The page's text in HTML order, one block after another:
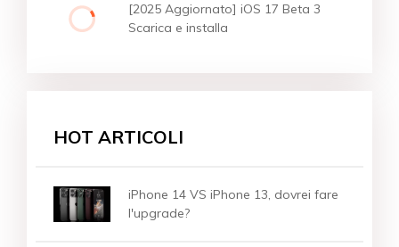
[2025 Aggiornato] iOS 17 Beta 3
Scarica e installa
HOT ARTICOLI
iPhone 14 VS iPhone 13, dovrei fare
l'upgrade?